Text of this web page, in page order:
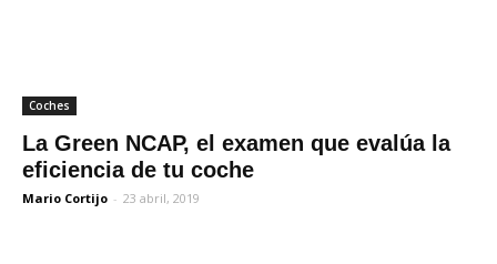
Coches
La Green NCAP, el examen que evalúa la
eficiencia de tu coche
Mario Cortijo - 23 abril, 2019